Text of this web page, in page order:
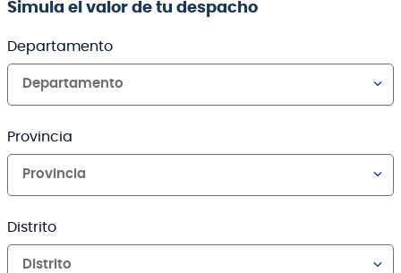
Simula el valor de tu despacho
Departamento
Departamento
Provincia
Provincia
Distrito
Distrito